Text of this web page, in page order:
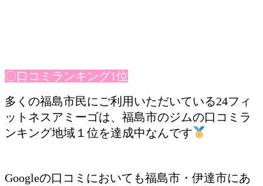
〇口コミランキング1位
多くの福島市民にご利用いただいている24フィ
ットネスアミーゴは、福島市のジムの口コミラ
ンキング地域１位を達成中なんです
Googleの口コミにおいても福島市・伊達市にあ